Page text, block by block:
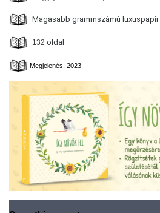
Magasabb grammszámú luxuspapír
132 oldal
Megjelenés: 2023